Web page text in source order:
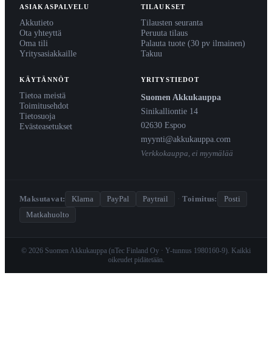
ASIAKASPALVELU
Akkutieto
Ota yhteyttä
Oma tili
Yritysasiakkaille
TILAUKSET
Tilausten seuranta
Peruuta tilaus
Palauta tuote (30 pv ilmainen)
Takuu
KÄYTÄNNÖT
Tietoa meistä
Toimitusehdot
Tietosuoja
Evästeasetukset
YRITYSTIEDOT
Suomen Akkukauppa
Sinikalliontie 14
02630 Espoo
myynti@akkukauppa.com
Verkkokauppa, ei myymälää
Maksutavat: Klarna PayPal Paytrail · Toimitus:
Posti
Matkahuolto
© 2026 Suomen Akkukauppa (nTec Finland Oy · Y-tunnus 1980160-9). Kaikki
oikeudet pidätetään.